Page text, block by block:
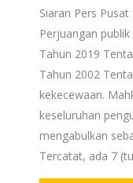
Siaran Pers
Perjuangan
Tahun 2019
Tahun 2002
kekecewaan.
keseluruhan
mengabulkan
Tercatat, ada 7